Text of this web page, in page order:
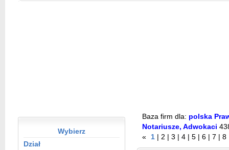
Wybierz
Dział
Baza firm dla: polska
Notariusze, Adwokaci
«
1 2 3 4 5 6 7 8